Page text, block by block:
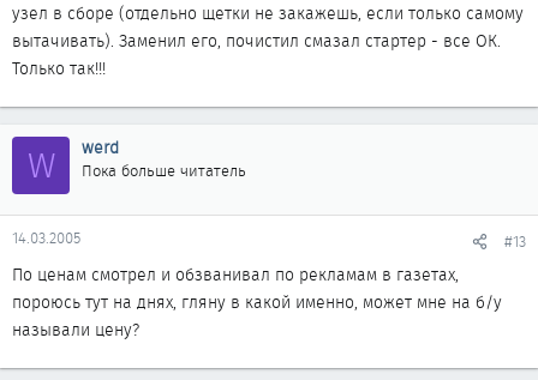
узел в сборе (отдельно щетки не закажешь, если только самому
вытачивать). Заменил его, почистил смазал стартер - все ОК.
Только так!!!
W werd
Пока больше читатель
14.03.2005 #13
По ценам смотрел и обзванивал по рекламам в газетах,
пороюсь тут на днях, гляну в какой именно, может мне на б/у
называли цену?